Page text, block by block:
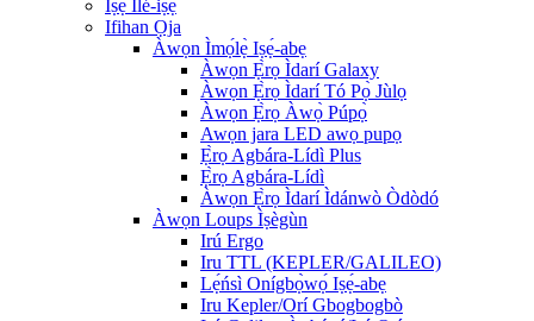
Iṣẹ́ Ilé-iṣẹ́
Ifihan Ọja
Àwọn Ìmọ́lẹ̀ Iṣẹ́-abẹ
Àwọn Ẹ̀rọ Ìdarí Galaxy
Àwọn Ẹ̀rọ Ìdarí Tó Pọ̀ Jùlọ
Àwọn Ẹ̀rọ Àwọ̀ Púpọ̀
Awọn jara LED awọ pupọ
Ẹ̀rọ Agbára-Lídì Plus
Ẹ̀rọ Agbára-Lídì
Àwọn Ẹ̀rọ Ìdarí Ìdánwò Òdòdó
Àwọn Loups Ìṣègùn
Irú Ergo
Iru TTL (KEPLER/GALILEO)
Lẹ́ńsì Onígbọ̀wọ́ Iṣẹ́-abẹ
Iru Kepler/Orí Gbogbogbò